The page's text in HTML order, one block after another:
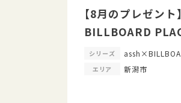
【8月のプレゼン
BILLBOARD
シリーズ
エリア 新潟市